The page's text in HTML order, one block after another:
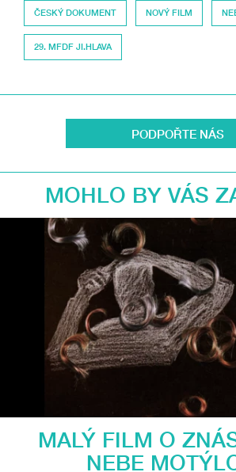
ČESKÝ DOKUMENT NOVÝ FILM
29. MFDF JI.HLAVA
PODPOŘTE NÁS
MOHLO BY VÁS
MALÝ FILM O
NEBE